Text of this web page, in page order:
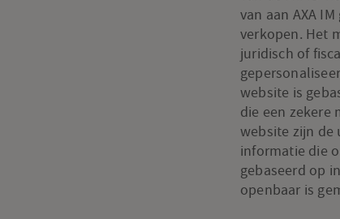
van aan AXA
verkopen. Het
juridisch of
website is
die een zekere
website zijn de
informatie die
gebaseerd op
openbaar is